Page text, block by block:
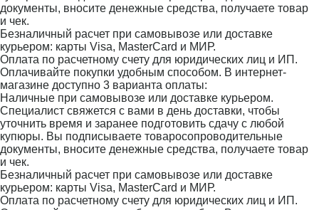
документы, вносите денежные средства, получаете товар
и чек.
Безналичный расчет при самовывозе или доставке
курьером: карты Visa, MasterCard и МИР.
Оплата по расчетному счету для юридических лиц и ИП.
Оплачивайте покупки удобным способом. В интернет-
магазине доступно 3 варианта оплаты:
Наличные при самовывозе или доставке курьером.
Специалист свяжется с вами в день доставки, чтобы
уточнить время и заранее подготовить сдачу с любой
купюры. Вы подписываете товаросопроводительные
документы, вносите денежные средства, получаете товар
и чек.
Безналичный расчет при самовывозе или доставке
курьером: карты Visa, MasterCard и МИР.
Оплата по расчетному счету для юридических лиц и ИП.